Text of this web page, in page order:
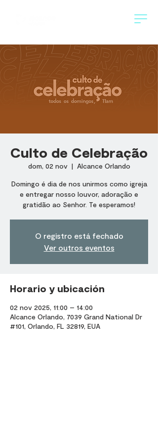
Culto de Celebração
dom, 02 nov
  |
Alcance Orlando
Domingo é dia de nos unirmos como igreja
e entregar nosso louvor, adoração e
gratidão ao Senhor. Te esperamos!
O registro está fechado
Ver outros eventos
Horario y ubicación
02 nov 2025, 11:00 – 14:00
Alcance Orlando, 7039 Grand National Dr
#101, Orlando, FL 32819, EUA